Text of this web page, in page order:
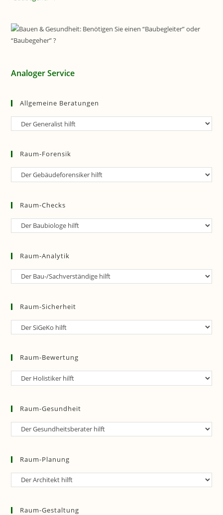
Analoger Service
Allgemeine Beratungen
Allgemeine
Raum-Forensik
Raum-
Raum-Checks
Raum-
Raum-Analytik
Raum-
Raum-Sicherheit
Raum-
Raum-Bewertung
Raum-
Raum-Gesundheit
Raum-
Raum-Planung
Raum-
Raum-Gestaltung